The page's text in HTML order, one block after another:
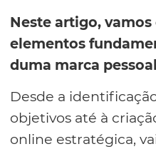
Neste artigo,
elementos
duma marca
Desde a
objetivos até à
online estratégica,